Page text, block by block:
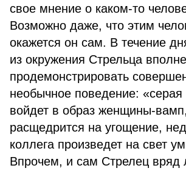
свое мнение о каком-то
Возможно даже, что этим
окажется он сам. В течение
из окружения Стрельца
продемонстрировать
необычное поведение:
войдет в образ женщины-
расщедрится на угощение,
коллега произведет на свет
Впрочем, и сам Стрелец вряд